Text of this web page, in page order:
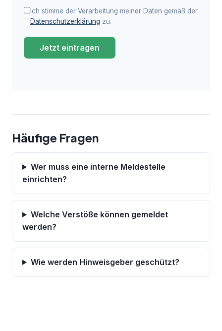
Ich stimme der Verarbeitung meiner Daten gemäß der
Datenschutzerklärung zu.
Jetzt eintragen
Häufige Fragen
Wer muss eine interne Meldestelle
einrichten?
Welche Verstöße können gemeldet
werden?
Wie werden Hinweisgeber geschützt?